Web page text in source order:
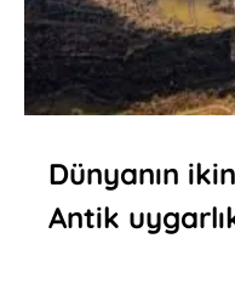
Dünyanın
Antik